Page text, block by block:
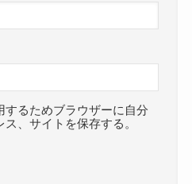
するためブラウザーに自分
、サイトを保存する。